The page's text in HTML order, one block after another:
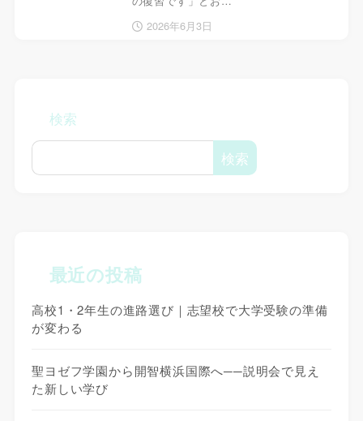
2026年6月3日
検索
検索
最近の投稿
高校1・2年生の進路選び｜志望校で大学受験の準備
が変わる
聖ヨゼフ学園から開智横浜国際へ──説明会で見え
た新しい学び